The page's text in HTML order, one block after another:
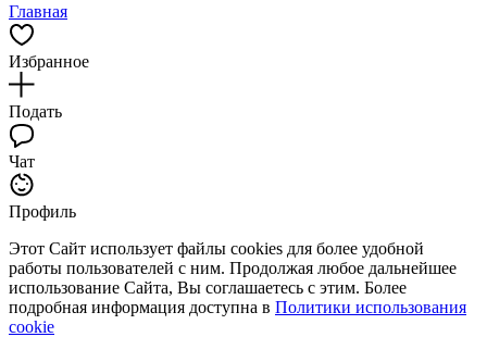
Главная
Избранное
Подать
Чат
Профиль
Этот Сайт использует файлы cookies для более удобной
работы пользователей с ним. Продолжая любое дальнейшее
использование Сайта, Вы соглашаетесь с этим. Более
подробная информация доступна в Политики использования
cookie